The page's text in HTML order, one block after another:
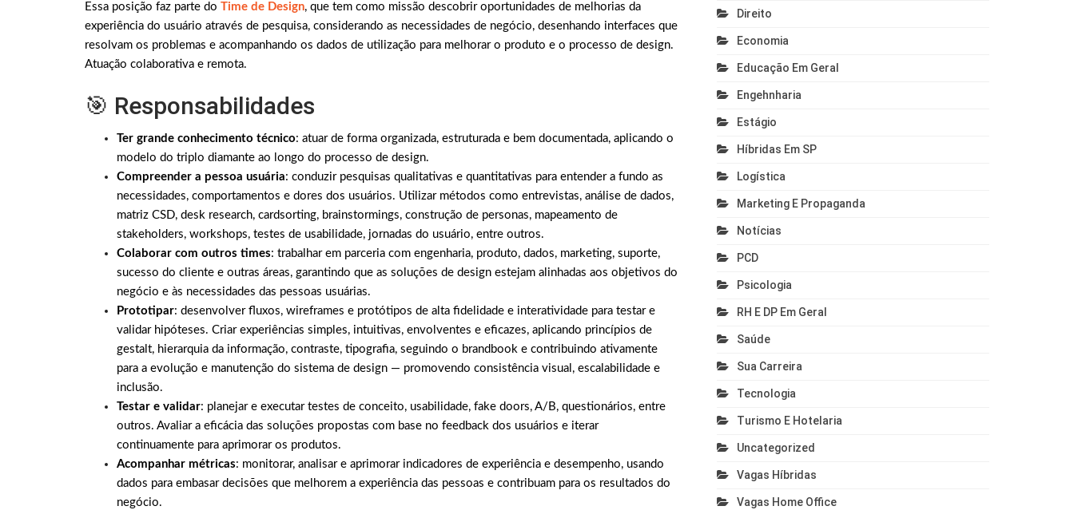
Essa posição faz parte do Time de Design, que tem como missão descobrir oportunidades de melhorias da
experiência do usuário através de pesquisa, considerando as necessidades de negócio, desenhando interfaces que
resolvam os problemas e acompanhando os dados de utilização para melhorar o produto e o processo de design.
Atuação colaborativa e remota.
🎯 Responsabilidades
Ter grande conhecimento técnico: atuar de forma organizada, estruturada e bem documentada, aplicando o
modelo do triplo diamante ao longo do processo de design.
Compreender a pessoa usuária: conduzir pesquisas qualitativas e quantitativas para entender a fundo as
necessidades, comportamentos e dores dos usuários. Utilizar métodos como entrevistas, análise de dados,
matriz CSD, desk research, cardsorting, brainstormings, construção de personas, mapeamento de
stakeholders, workshops, testes de usabilidade, jornadas do usuário, entre outros.
Colaborar com outros times: trabalhar em parceria com engenharia, produto, dados, marketing, suporte,
sucesso do cliente e outras áreas, garantindo que as soluções de design estejam alinhadas aos objetivos do
negócio e às necessidades das pessoas usuárias.
Prototipar: desenvolver fluxos, wireframes e protótipos de alta fidelidade e interatividade para testar e
validar hipóteses. Criar experiências simples, intuitivas, envolventes e eficazes, aplicando princípios de
gestalt, hierarquia da informação, contraste, tipografia, seguindo o brandbook e contribuindo ativamente
para a evolução e manutenção do sistema de design — promovendo consistência visual, escalabilidade e
inclusão.
Testar e validar: planejar e executar testes de conceito, usabilidade, fake doors, A/B, questionários, entre
outros. Avaliar a eficácia das soluções propostas com base no feedback dos usuários e iterar
continuamente para aprimorar os produtos.
Acompanhar métricas: monitorar, analisar e aprimorar indicadores de experiência e desempenho, usando
dados para embasar decisões que melhorem a experiência das pessoas e contribuam para os resultados do
negócio.
Direito
Economia
Educação Em Geral
Engehnharia
Estágio
Híbridas Em SP
Logística
Marketing E Propaganda
Notícias
PCD
Psicologia
RH E DP Em Geral
Saúde
Sua Carreira
Tecnologia
Turismo E Hotelaria
Uncategorized
Vagas Híbridas
Vagas Home Office